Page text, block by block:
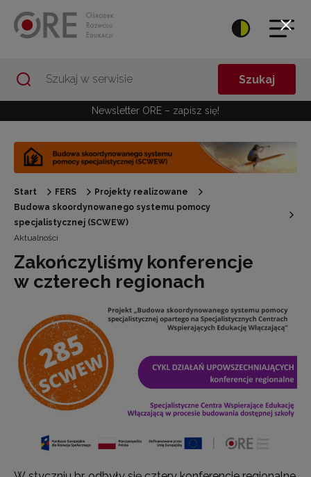
Szukaj
Newsletter ORE – zapisz się!
Start FERS
Projekty realizowane
Budowa skoordynowanego systemu pomocy
specjalistycznej (SCWEW)
Aktualności
Zakończyliśmy konferencje
w czterech regionach